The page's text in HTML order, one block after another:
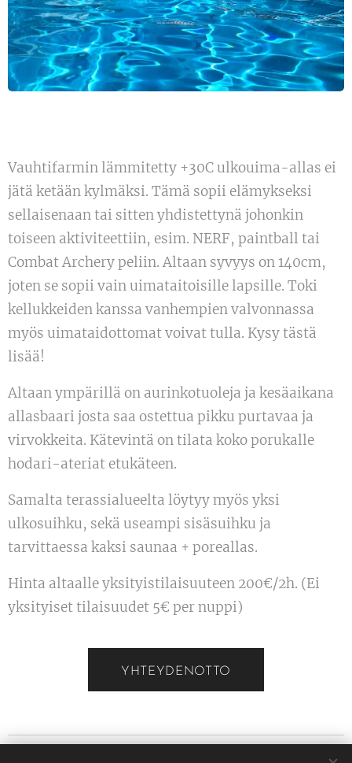
Vauhtifarmin lämmitetty +30C ulkouima-allas ei
jätä ketään kylmäksi. Tämä sopii elämykseksi
sellaisenaan tai sitten yhdistettynä johonkin
toiseen aktiviteettiin, esim. NERF, paintball tai
Combat Archery peliin. Altaan syvyys on 140cm,
joten se sopii vain uimataitoisille lapsille. Toki
kellukkeiden kanssa vanhempien valvonnassa
myös uimataidottomat voivat tulla. Kysy tästä
lisää!
Altaan ympärillä on aurinkotuoleja ja kesäaikana
allasbaari josta saa ostettua pikku purtavaa ja
virvokkeita. Kätevintä on tilata koko porukalle
hodari-ateriat etukäteen.
Samalta terassialueelta löytyy myös yksi
ulkosuihku, sekä useampi sisäsuihku ja
tarvittaessa kaksi saunaa + poreallas.
Hinta altaalle yksityistilaisuuteen 200€/2h. (Ei
yksityiset tilaisuudet 5€ per nuppi)
YHTEYDENOTTO